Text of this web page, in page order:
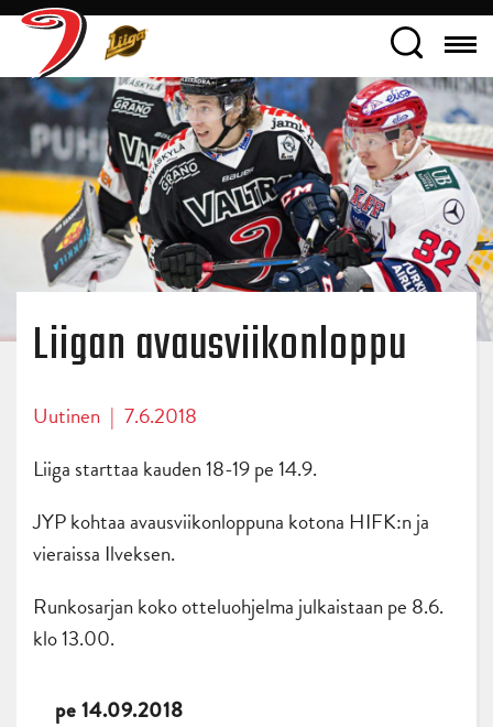
Liigan avausviikonloppu
Uutinen | 7.6.2018
Liiga starttaa kauden 18-19 pe 14.9.
JYP kohtaa avausviikonloppuna kotona HIFK:n ja
vieraissa Ilveksen.
Runkosarjan koko otteluohjelma julkaistaan pe 8.6.
klo 13.00.
pe 14.09.2018